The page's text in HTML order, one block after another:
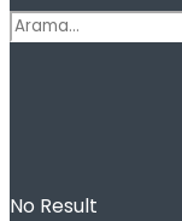
No Result